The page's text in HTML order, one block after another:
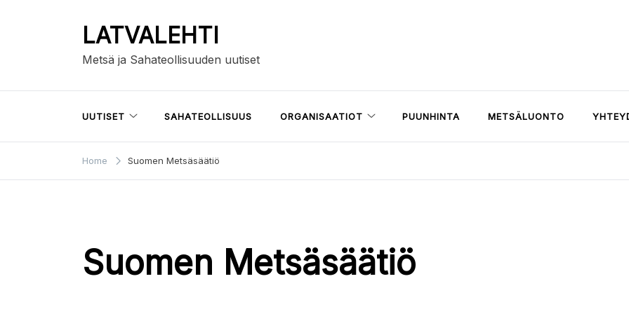
LATVALEHTI
Metsä ja Sahateollisuuden uutiset
UUTISET SAHATEOLLISUUS ORGANISAATIOT PUUNHINTA METSÄLUONTO
Home Suomen Metsäsäätiö
Suomen Metsäsäätiö